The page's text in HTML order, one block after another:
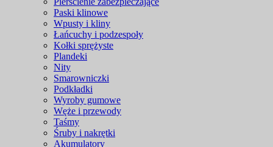
Paski klinowe
Wpusty i kliny
Łańcuchy i podzespoły
Kołki sprężyste
Plandeki
Nity
Smarowniczki
Podkładki
Wyroby gumowe
Węże i przewody
Taśmy
Śruby i nakrętki
Akumulatory